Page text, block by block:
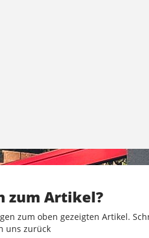
zum Artikel?
zum oben gezeigten Artikel.
uns zurück